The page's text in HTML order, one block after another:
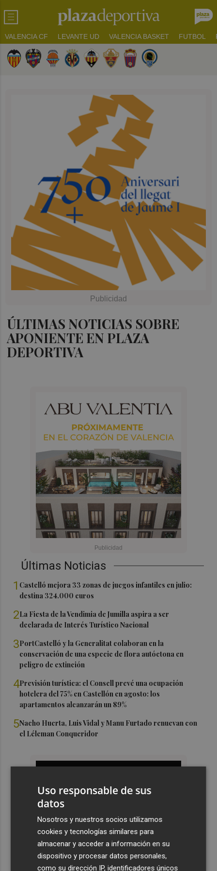
VALENCIA CF LEVANTE UD VALENCIA BASKET FUTBOL
ÚLTIMAS NOTICIAS SOBRE
APONIENTE EN PLAZA
DEPORTIVA
Últimas Noticias
1 Castelló mejora 33 zonas de juegos infantiles en julio:
destina 324.000 euros
2La Fiesta de la Vendimia de Jumilla aspira a ser
declarada de Interés Turístico Nacional
3PortCastelló y la Generalitat colaboran en la
conservación de una especie de flora autóctona en
peligro de extinción
4Previsión turística: el Consell prevé una ocupación
hotelera del 75% en Castellón en agosto: los
apartamentos alcanzarán un 89%
5Nacho Huerta, Luis Vidal y Manu Furtado renuevan con
el Léleman Conqueridor
Uso responsable de sus
datos
Nosotros y nuestros socios utilizamos
cookies y tecnologías similares para
almacenar y acceder a información en su
dispositivo y procesar datos personales,
como su dirección IP, identificadores únicos